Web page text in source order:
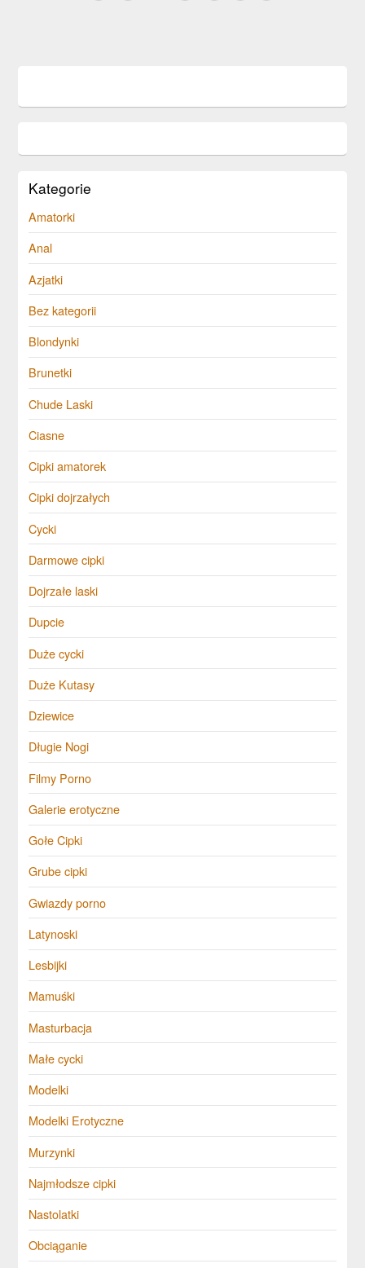
Kategorie
Amatorki
Anal
Azjatki
Bez kategorii
Blondynki
Brunetki
Chude Laski
Ciasne
Cipki amatorek
Cipki dojrzałych
Cycki
Darmowe cipki
Dojrzałe laski
Dupcie
Duże cycki
Duże Kutasy
Dziewice
Długie Nogi
Filmy Porno
Galerie erotyczne
Gołe Cipki
Grube cipki
Gwiazdy porno
Latynoski
Lesbijki
Mamuśki
Masturbacja
Małe cycki
Modelki
Modelki Erotyczne
Murzynki
Najmłodsze cipki
Nastolatki
Obciąganie